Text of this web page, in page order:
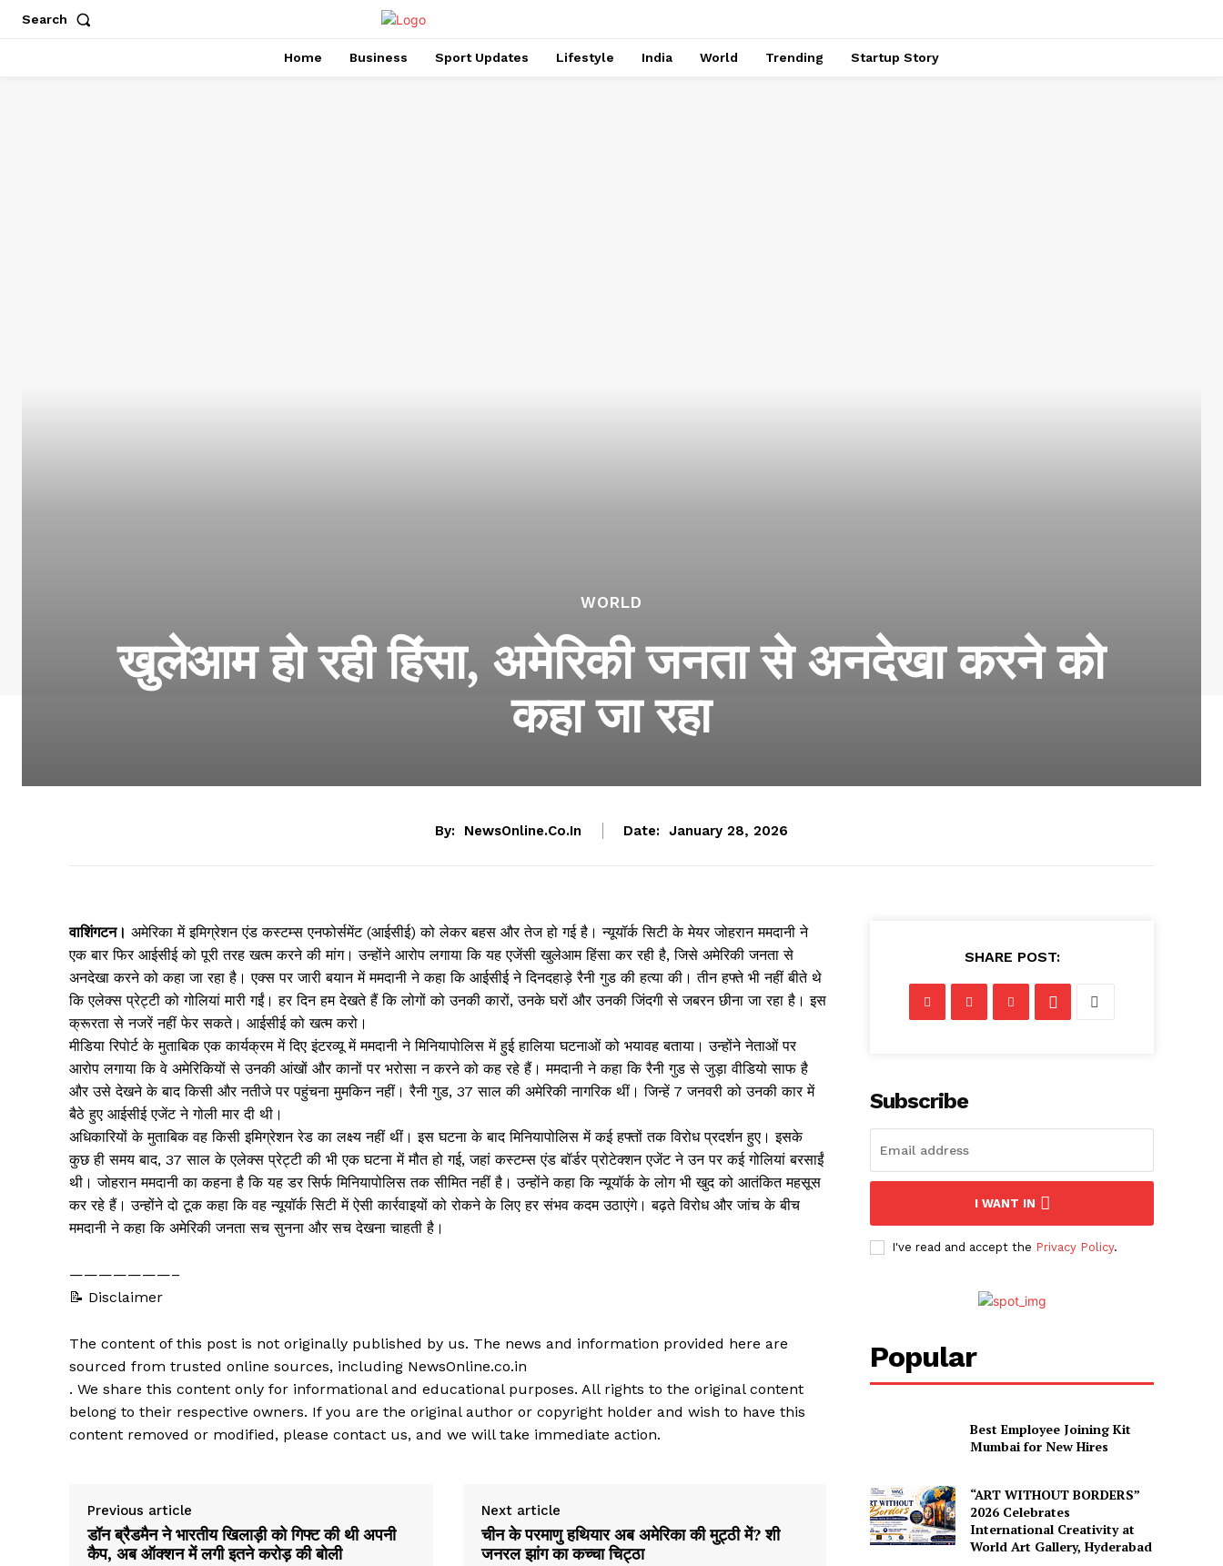
Search
Home Business Sport Updates Lifestyle India World Trending Startup Story
WORLD
खुलेआम हो रही हिंसा, अमेरिकी जनता से अनदेखा करने को
कहा जा रहा
By: NewsOnline.co.in Date: January 28, 2026
वाशिंगटन। अमेरिका में इमिग्रेशन एंड कस्टम्स एनफोर्समेंट (आईसीई) को लेकर बहस और तेज हो गई है। न्यूयॉर्क सिटी के मेयर जोहरान ममदानी ने
एक बार फिर आईसीई को पूरी तरह खत्म करने की मांग। उन्होंने आरोप लगाया कि यह एजेंसी खुलेआम हिंसा कर रही है, जिसे अमेरिकी जनता से
अनदेखा करने को कहा जा रहा है। एक्स पर जारी बयान में ममदानी ने कहा कि आईसीई ने दिनदहाड़े रैनी गुड की हत्या की। तीन हफ्ते भी नहीं बीते थे
कि एलेक्स प्रेट्टी को गोलियां मारी गईं। हर दिन हम देखते हैं कि लोगों को उनकी कारों, उनके घरों और उनकी जिंदगी से जबरन छीना जा रहा है। इस
क्रूरता से नजरें नहीं फेर सकते। आईसीई को खत्म करो।
मीडिया रिपोर्ट के मुताबिक एक कार्यक्रम में दिए इंटरव्यू में ममदानी ने मिनियापोलिस में हुई हालिया घटनाओं को भयावह बताया। उन्होंने नेताओं पर
आरोप लगाया कि वे अमेरिकियों से उनकी आंखों और कानों पर भरोसा न करने को कह रहे हैं। ममदानी ने कहा कि रैनी गुड से जुड़ा वीडियो साफ है
और उसे देखने के बाद किसी और नतीजे पर पहुंचना मुमकिन नहीं। रैनी गुड, 37 साल की अमेरिकी नागरिक थीं। जिन्हें 7 जनवरी को उनकी कार में
बैठे हुए आईसीई एजेंट ने गोली मार दी थी।
अधिकारियों के मुताबिक वह किसी इमिग्रेशन रेड का लक्ष्य नहीं थीं। इस घटना के बाद मिनियापोलिस में कई हफ्तों तक विरोध प्रदर्शन हुए। इसके
कुछ ही समय बाद, 37 साल के एलेक्स प्रेट्टी की भी एक घटना में मौत हो गई, जहां कस्टम्स एंड बॉर्डर प्रोटेक्शन एजेंट ने उन पर कई गोलियां बरसाईं
थी। जोहरान ममदानी का कहना है कि यह डर सिर्फ मिनियापोलिस तक सीमित नहीं है। उन्होंने कहा कि न्यूयॉर्क के लोग भी खुद को आतंकित महसूस
कर रहे हैं। उन्होंने दो टूक कहा कि वह न्यूयॉर्क सिटी में ऐसी कार्रवाइयों को रोकने के लिए हर संभव कदम उठाएंगे। बढ़ते विरोध और जांच के बीच
ममदानी ने कहा कि अमेरिकी जनता सच सुनना और सच देखना चाहती है।
———————–
📝 Disclaimer
The content of this post is not originally published by us. The news and information provided here are
sourced from trusted online sources, including NewsOnline.co.in
. We share this content only for informational and educational purposes. All rights to the original content
belong to their respective owners. If you are the original author or copyright holder and wish to have this
content removed or modified, please contact us, and we will take immediate action.
Previous article
डॉन ब्रैडमैन ने भारतीय खिलाड़ी को गिफ्ट की थी अपनी
कैप, अब ऑक्शन में लगी इतने करोड़ की बोली
Next article
चीन के परमाणु हथियार अब अमेरिका की मुट्ठी में? शी
जनरल झांग का कच्चा चिट्ठा
SHARE POST:
Subscribe
I WANT IN
I've read and accept the Privacy Policy.
Popular
Best Employee Joining Kit
Mumbai for New Hires
“ART WITHOUT BORDERS”
2026 Celebrates
International Creativity at
World Art Gallery, Hyderabad